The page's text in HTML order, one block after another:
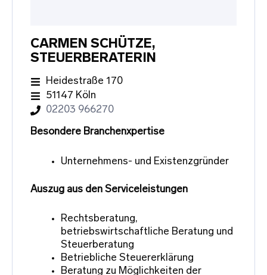
CARMEN SCHÜTZE,
STEUERBERATERIN
Heidestraße 170
51147 Köln
02203 966270
Besondere Branchenxpertise
Unternehmens- und Existenzgründer
Auszug aus den Serviceleistungen
Rechtsberatung,
betriebswirtschaftliche Beratung und
Steuerberatung
Betriebliche Steuererklärung
Beratung zu Möglichkeiten der